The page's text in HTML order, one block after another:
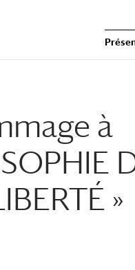
à
»